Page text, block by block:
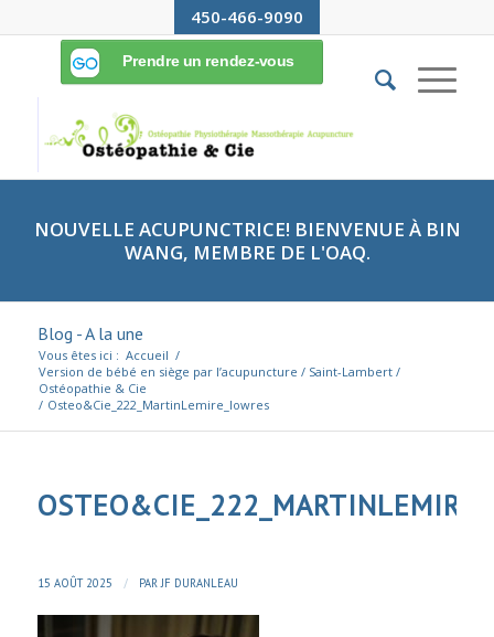
450-466-9090
NOUVELLE ACUPUNCTRICE! BIENVENUE À BIN
WANG, MEMBRE DE L'OAQ.
Blog - A la une
Vous êtes ici : Accueil /
Version de bébé en siège par l’acupuncture / Saint-Lambert /
Ostéopathie & Cie
/ Osteo&Cie_222_MartinLemire_lowres
15 AOÛT 2025 / PAR JF DURANLEAU